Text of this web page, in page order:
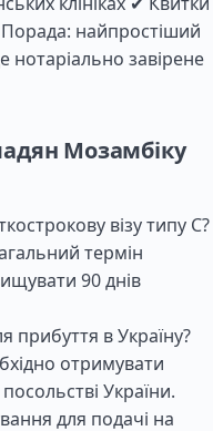
Порада: найпростіший
нотаріально завірене
Мозамбіку
візу типу C?
термін
90 днів
прибуття в Україну?
отримувати
України.
для подачі на